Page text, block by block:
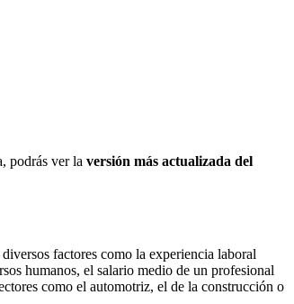
podrás ver la versión más actualizada del
factores como la experiencia laboral
humanos, el salario medio de un profesional
como el automotriz, el de la construcción o